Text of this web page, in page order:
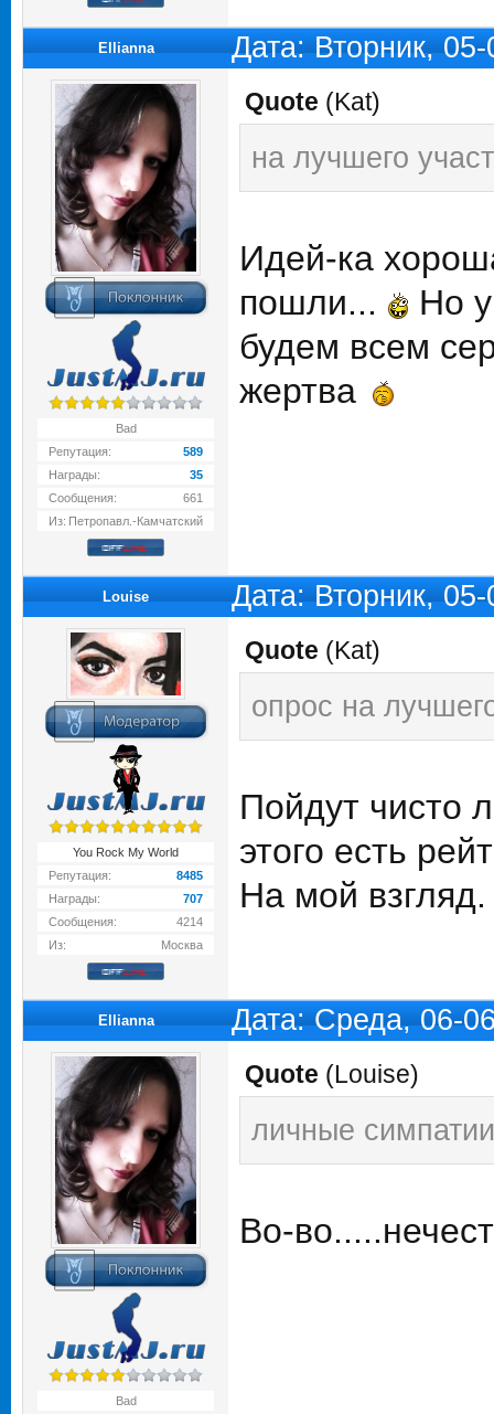
Ellianna Дата: Вторник,
Bad
Репутация:
589
Награды:
35
Сообщения:
661
Из: Петропавл.-Камчатский
Quote (Kat)
на лучшего
Идей-ка
пошли...
Но
будем всем
жертва
Louise Дата: Вторник,
You Rock My World
Репутация:
8485
Награды:
707
Сообщения:
4214
Из:
Москва
Quote (Kat)
опрос на
Пойдут чисто
этого есть
На мой взгляд.
Ellianna Дата: Среда, 06-
Bad
Quote (Louise)
личные
Во-